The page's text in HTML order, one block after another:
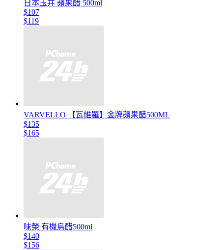
日本玉井 蘋果醋 500ml
$107
$119
VARVELLO 【瓦維羅】金牌蘋果醋500ML
$135
$165
味榮 有機烏醋500ml
$140
$156